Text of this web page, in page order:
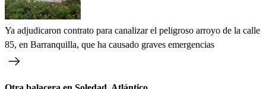
Ya adjudicaron contrato para canalizar el peligroso arroyo de la calle
85, en Barranquilla, que ha causado graves emergencias